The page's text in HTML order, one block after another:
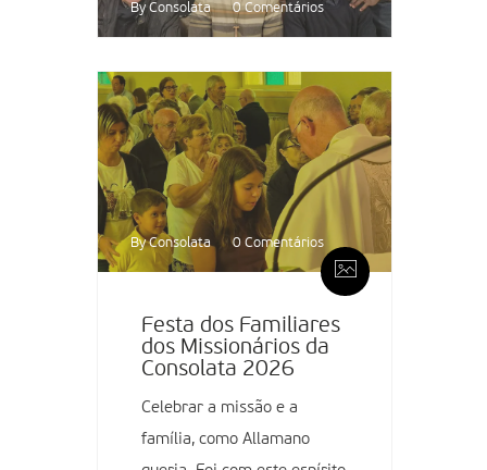
By Consolata 0 Comentários
By Consolata 0 Comentários
Festa dos Familiares
dos Missionários da
Consolata 2026
Celebrar a missão e a
família, como Allamano